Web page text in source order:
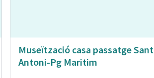
Museïtzació casa passatge Sant
Antoni-Pg Maritim